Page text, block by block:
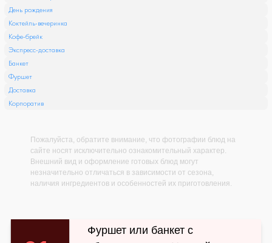
День рождения
Коктейль-вечеринка
Кофе-брейк
Экспресс-доставка
Банкет
Фуршет
Доставка
Корпоратив
Пожалуйста, обратите внимание, что фотографии блюд на
сайте носят исключительно ознакомительный характер.
Внешний вид и оформление готовых блюд могут
незначительно отличаться в зависимости от сезона,
наличия ингредиентов и особенностей их приготовления.
Фуршет или банкет с